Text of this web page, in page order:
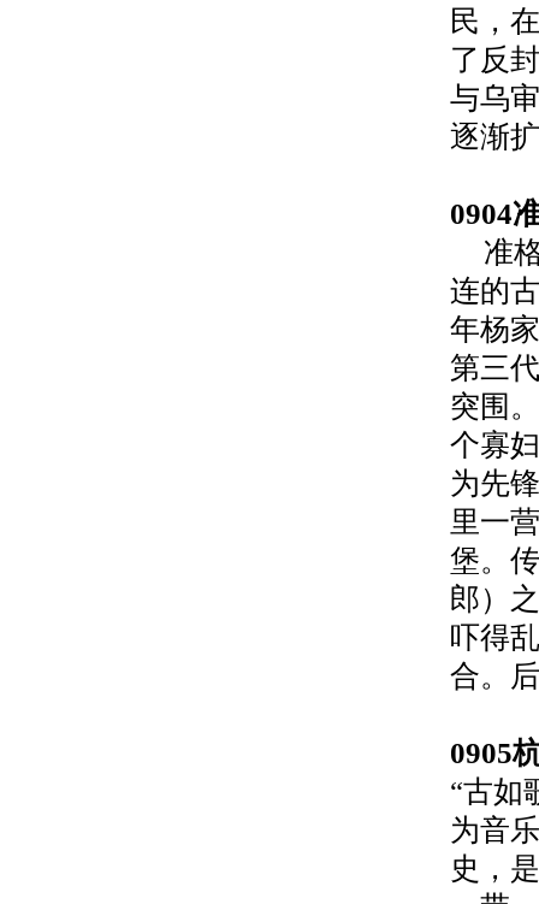
民，
了反
与乌
逐渐
0904
准
连的
年杨家
第三
突围
个寡
为先
里一
堡。
郎）
吓得
合。
0905
“古如
为音
史，